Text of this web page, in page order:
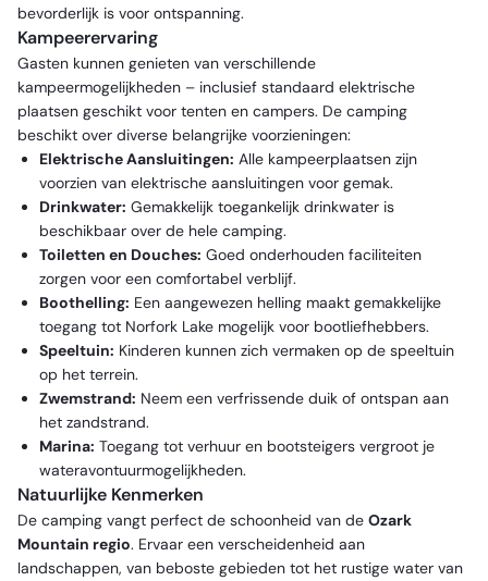
bevorderlijk is voor ontspanning.
Kampeerervaring
Gasten kunnen genieten van verschillende
kampeermogelijkheden – inclusief standaard elektrische
plaatsen geschikt voor tenten en campers. De camping
beschikt over diverse belangrijke voorzieningen:
Elektrische Aansluitingen: Alle kampeerplaatsen zijn
voorzien van elektrische aansluitingen voor gemak.
Drinkwater: Gemakkelijk toegankelijk drinkwater is
beschikbaar over de hele camping.
Toiletten en Douches: Goed onderhouden faciliteiten
zorgen voor een comfortabel verblijf.
Boothelling: Een aangewezen helling maakt gemakkelijke
toegang tot Norfork Lake mogelijk voor bootliefhebbers.
Speeltuin: Kinderen kunnen zich vermaken op de speeltuin
op het terrein.
Zwemstrand: Neem een verfrissende duik of ontspan aan
het zandstrand.
Marina: Toegang tot verhuur en bootsteigers vergroot je
wateravontuurmogelijkheden.
Natuurlijke Kenmerken
De camping vangt perfect de schoonheid van de Ozark
Mountain regio. Ervaar een verscheidenheid aan
landschappen, van beboste gebieden tot het rustige water van